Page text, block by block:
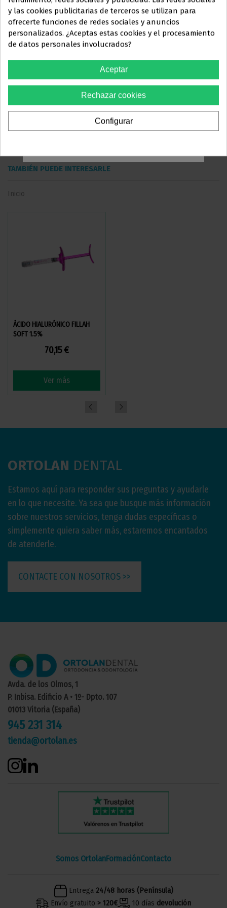
Este sitio web está dirigidoen
exclusivaa
PROFESIONALES DEL
SECTOR
ODONTOLÓGICO
Debes confirmar que eres
profesional dental
ayudaremos con su pedido.
Descuentos por volumen
10%
descuento
12 unidades
15%
descuento
20%
descuento
Inicia sesión para añadir el producto al carrito
TAMBIÉN PUEDE INTERESARLE
Inicio
ÁCIDO HIALURÓNICO FILLAH
SOFT 1.5%
70,15 €
Ver más
ORTOLAN DENTAL
Estamos aquí para responder sus preguntas y ayudarle
en lo que necesite. Ya sea que busque más información
sobre nuestros servicios, tenga dudas específicas o
simplemente quiera saber más, estaremos encantados
de atenderle.
CONTACTE CON NOSOTROS >>
Avda. de los Olmos, 1
P. Inbisa. Edificio A • 1º- Dpto. 107
01013 Vitoria (España)
945 231 314
tienda@ortolan.es
Somos OrtolanFormaciónContacto
Entrega 24/48 horas (Península)
Envío gratuito > 120€ 10 días devolución
y las cookies publicitarias de terceros se utilizan para
ofrecerte funciones de redes sociales y anuncios
personalizados. ¿Aceptas estas cookies y el procesamiento
de datos personales involucrados?
Aceptar
Rechazar cookies
Configurar